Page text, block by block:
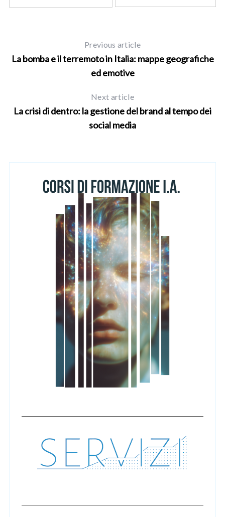
Previous article
La bomba e il terremoto in Italia: mappe geografiche
ed emotive
Next article
La crisi di dentro: la gestione del brand al tempo dei
social media